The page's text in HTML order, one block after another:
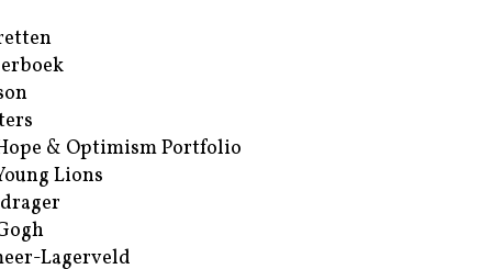
& Optimism Portfolio
Lions
Lagerveld